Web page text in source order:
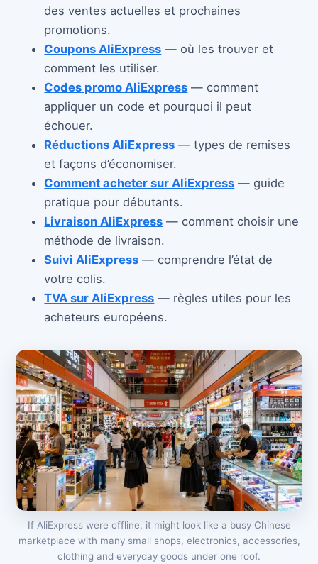
des ventes actuelles et prochaines
promotions.
Coupons AliExpress — où les trouver et
comment les utiliser.
Codes promo AliExpress — comment
appliquer un code et pourquoi il peut
échouer.
Réductions AliExpress — types de remises
et façons d’économiser.
Comment acheter sur AliExpress — guide
pratique pour débutants.
Livraison AliExpress — comment choisir une
méthode de livraison.
Suivi AliExpress — comprendre l’état de
votre colis.
TVA sur AliExpress — règles utiles pour les
acheteurs européens.
If AliExpress were offline, it might look like a busy Chinese
marketplace with many small shops, electronics, accessories,
clothing and everyday goods under one roof.